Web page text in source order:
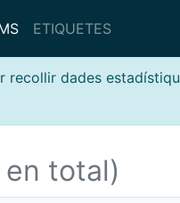
ETIQUETES
recollir dades
total)